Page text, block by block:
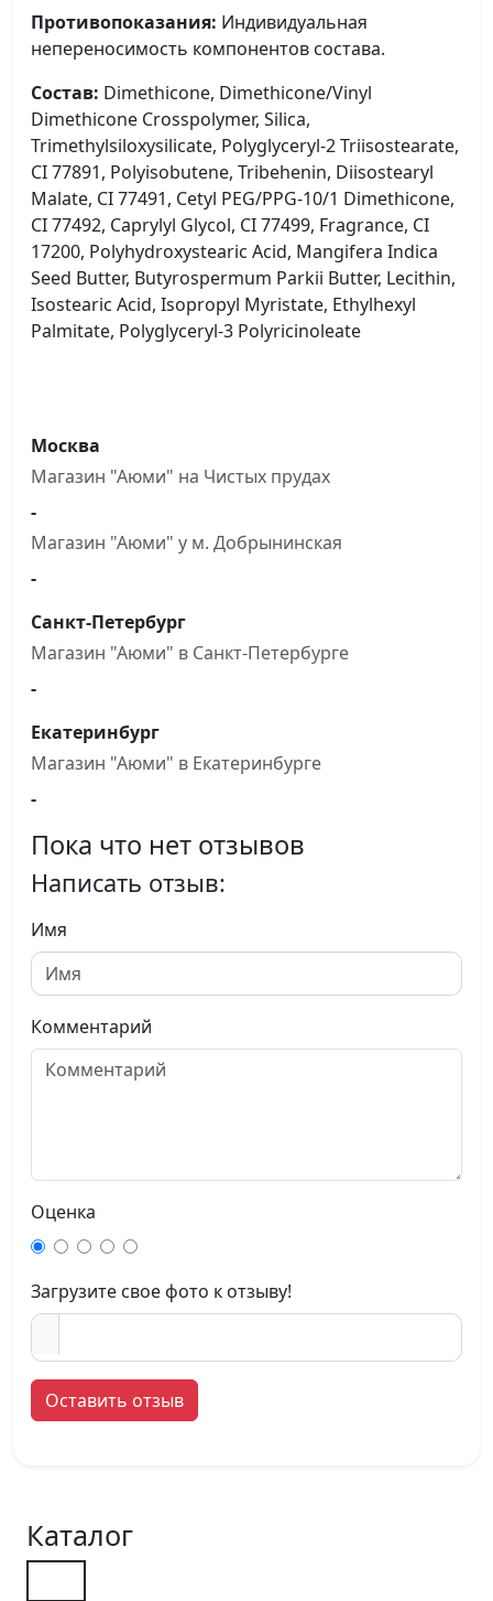
Противопоказания: Индивидуальная
непереносимость компонентов состава.
Состав: Dimethicone, Dimethicone/Vinyl
Dimethicone Crosspolymer, Silica,
Trimethylsiloxysilicate, Polyglyceryl-2 Triisostearate,
CI 77891, Polyisobutene, Tribehenin, Diisostearyl
Malate, CI 77491, Cetyl PEG/PPG-10/1 Dimethicone,
CI 77492, Caprylyl Glycol, CI 77499, Fragrance, CI
17200, Polyhydroxystearic Acid, Mangifera Indica
Seed Butter, Butyrospermum Parkii Butter, Lecithin,
Isostearic Acid, Isopropyl Myristate, Ethylhexyl
Palmitate, Polyglyceryl-3 Polyricinoleate
Москва
Магазин "Аюми" на Чистыx прудах
-
Магазин "Аюми" у м. Добрынинская
-
Санкт-Петербург
Магазин "Аюми" в Санкт-Петербурге
-
Екатеринбург
Магазин "Аюми" в Екатеринбурге
-
Пока что нет отзывов
Написать отзыв:
Имя
Комментарий
Оценка
Загрузите свое фото к отзыву!
Оставить отзыв
Каталог